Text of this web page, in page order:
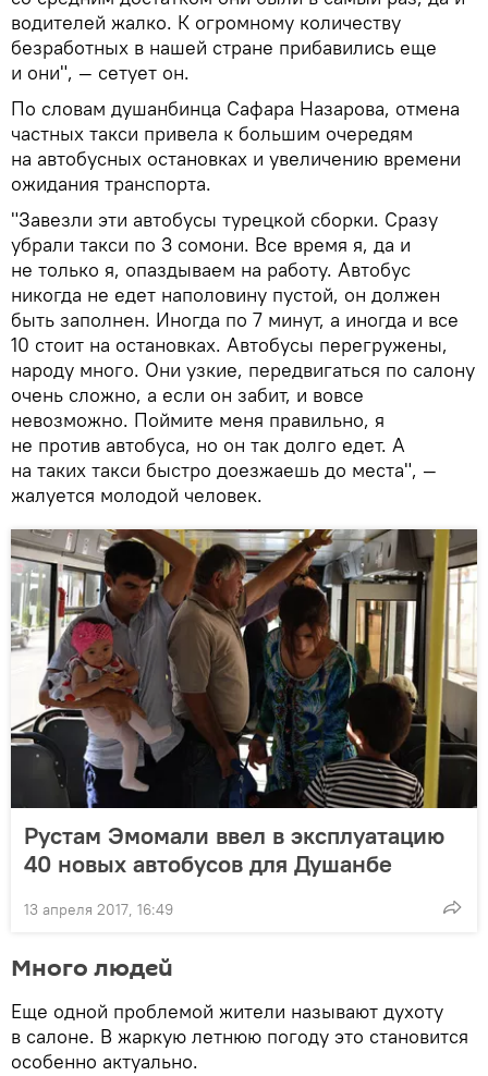
водителей жалко. К огромному количеству
безработных в нашей стране прибавились еще
и они", — сетует он.
По словам душанбинца Сафара Назарова, отмена
частных такси привела к большим очередям
на автобусных остановках и увеличению времени
ожидания транспорта.
"Завезли эти автобусы турецкой сборки. Сразу
убрали такси по 3 сомони. Все время я, да и
не только я, опаздываем на работу. Автобус
никогда не едет наполовину пустой, он должен
быть заполнен. Иногда по 7 минут, а иногда и все
10 стоит на остановках. Автобусы перегружены,
народу много. Они узкие, передвигаться по салону
очень сложно, а если он забит, и вовсе
невозможно. Поймите меня правильно, я
не против автобуса, но он так долго едет. А
на таких такси быстро доезжаешь до места", —
жалуется молодой человек.
Рустам Эмомали ввел в эксплуатацию
40 новых автобусов для Душанбе
13 апреля 2017, 16:49
Много людей
Еще одной проблемой жители называют духоту
в салоне. В жаркую летнюю погоду это становится
особенно актуально.